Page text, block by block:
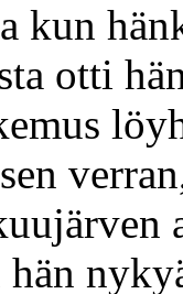
kun
otti
hän